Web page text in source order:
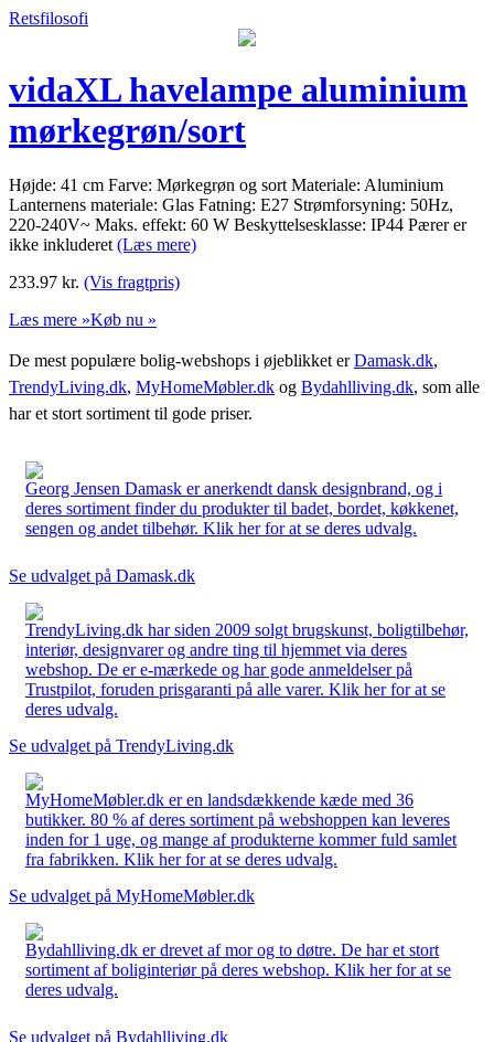
Retsfilosofi
vidaXL havelampe aluminium
mørkegrøn/sort
Højde: 41 cm Farve: Mørkegrøn og sort Materiale: Aluminium
Lanternens materiale: Glas Fatning: E27 Strømforsyning: 50Hz,
220-240V~ Maks. effekt: 60 W Beskyttelsesklasse: IP44 Pærer er
ikke inkluderet (Læs mere)
233.97 kr. (Vis fragtpris)
Læs mere »Køb nu »
De mest populære bolig-webshops i øjeblikket erDamask.dk,
TrendyLiving.dk, MyHomeMøbler.dk og Bydahlliving.dk, som alle
har et stort sortiment til gode priser.
Georg Jensen Damask er anerkendt dansk designbrand, og i
deres sortiment finder du produkter til badet, bordet, køkkenet,
sengen og andet tilbehør. Klik her for at se deres udvalg.
Se udvalget på Damask.dk
TrendyLiving.dk har siden 2009 solgt brugskunst, boligtilbehør,
interiør, designvarer og andre ting til hjemmet via deres
webshop. De er e-mærkede og har gode anmeldelser på
Trustpilot, foruden prisgaranti på alle varer. Klik her for at se
deres udvalg.
Se udvalget på TrendyLiving.dk
MyHomeMøbler.dk er en landsdækkende kæde med 36
butikker. 80 % af deres sortiment på webshoppen kan leveres
inden for 1 uge, og mange af produkterne kommer fuld samlet
fra fabrikken. Klik her for at se deres udvalg.
Se udvalget på MyHomeMøbler.dk
Bydahlliving.dk er drevet af mor og to døtre. De har et stort
sortiment af boliginteriør på deres webshop. Klik her for at se
deres udvalg.
Se udvalget på Bydahlliving.dk